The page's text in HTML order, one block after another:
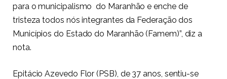
para o municipalismo do Maranhão e enche de
tristeza todos nós integrantes da Federação dos
Municípios do Estado do Maranhão (Famem)”, diz a
nota.
Epitácio Azevedo Flor (PSB), de 37 anos, sentiu-se